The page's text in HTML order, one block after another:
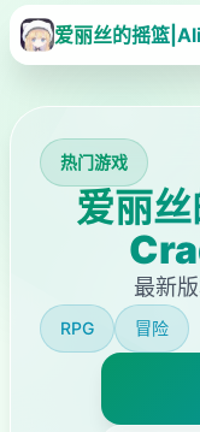
爱丽丝的摇篮
热门游戏
爱丽
最新
RPG 冒险